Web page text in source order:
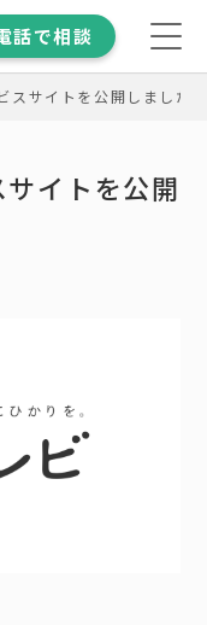
話で相談
スサイトを公開しました
サイトを公開